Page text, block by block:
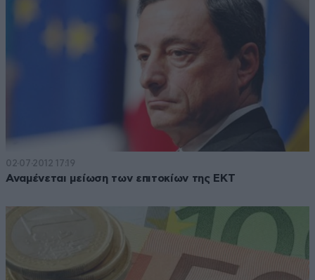
02·07·2012 17:19
Αναμένεται μείωση των επιτοκίων της ΕΚΤ